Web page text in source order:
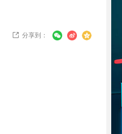
 分享到：